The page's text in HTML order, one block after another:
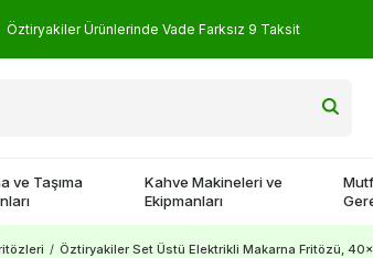
Öztiryakiler Ürünlerinde Vade Farksız 9 Taksit
ve Taşıma
Kahve Makineleri ve
Ekipmanları
/ Öztiryakiler Set Üstü Elektrikli Makarna Fritözü,